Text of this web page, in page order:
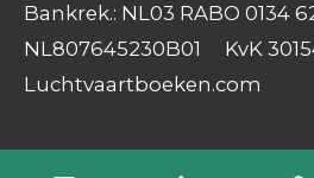
Bankrek.: NL03 RABO 0134
NL807645230B01 KvK
Luchtvaartboeken.com